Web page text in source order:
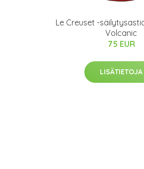
Le Creuset -
Volcanic
75 EUR
LISÄTIETOJA